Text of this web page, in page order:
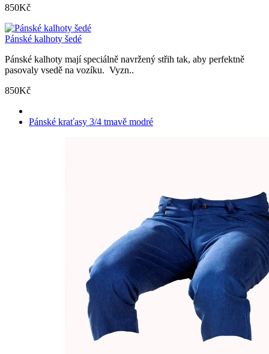
850Kč
Pánské kalhoty šedé
Pánské kalhoty mají speciálně navržený střih tak, aby perfektně
pasovaly vsedě na vozíku. Vyzn..
850Kč
Pánské kraťasy 3/4 tmavě modré